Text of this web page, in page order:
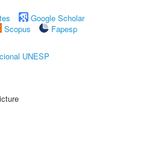
Google Scholar
Scopus
Fapesp
UNESP